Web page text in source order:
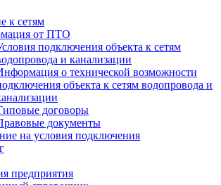
к сетям
от ПТО
подключения объекта к сетям
и канализации
о технической возможности
объекта к сетям водопровода и
договоры
документы
на условия подключения
предприятия